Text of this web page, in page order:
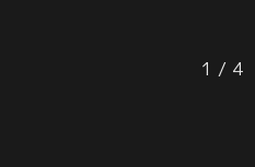
礼に参加するが、そんな李川に蘇容
1